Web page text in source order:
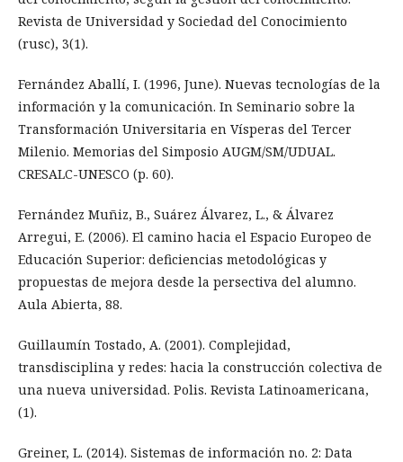
Revista de Universidad y Sociedad del Conocimiento
(rusc), 3(1).
Fernández Aballí, I. (1996, June). Nuevas tecnologías de la
información y la comunicación. In Seminario sobre la
Transformación Universitaria en Vísperas del Tercer
Milenio. Memorias del Simposio AUGM/SM/UDUAL.
CRESALC-UNESCO (p. 60).
Fernández Muñiz, B., Suárez Álvarez, L., & Álvarez
Arregui, E. (2006). El camino hacia el Espacio Europeo de
Educación Superior: deficiencias metodológicas y
propuestas de mejora desde la persectiva del alumno.
Aula Abierta, 88.
Guillaumín Tostado, A. (2001). Complejidad,
transdisciplina y redes: hacia la construcción colectiva de
una nueva universidad. Polis. Revista Latinoamericana,
(1).
Greiner, L. (2014). Sistemas de información no. 2: Data